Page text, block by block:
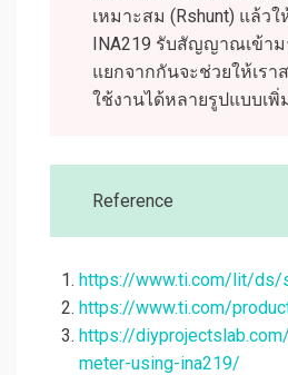
เหมาะสม (Rshunt) แล้ว
INA219 รับสัญญาณเข้า
แยกจากกันจะช่วยให้เรา
ใช้งานได้หลายรูปแบบเ
Reference
https://www.ti.com/lit/ds/
https://www.ti.com/
https://
meter-using-ina219/